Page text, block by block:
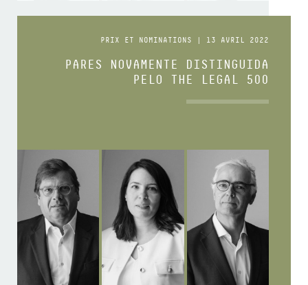
PRIX ET NOMINATIONS | 13 AVRIL 2022
PARES NOVAMENTE DISTINGUIDA
PELO THE LEGAL 500